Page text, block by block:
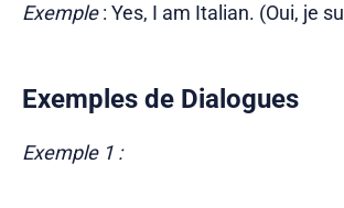
Exemple: Yes, I am Italian. (Oui, je
Exemples de Dialogues
Exemple 1 :